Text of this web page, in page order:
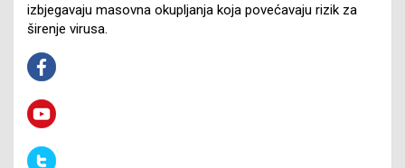
izbjegavaju masovna okupljanja koja povećavaju rizik za
širenje virusa.